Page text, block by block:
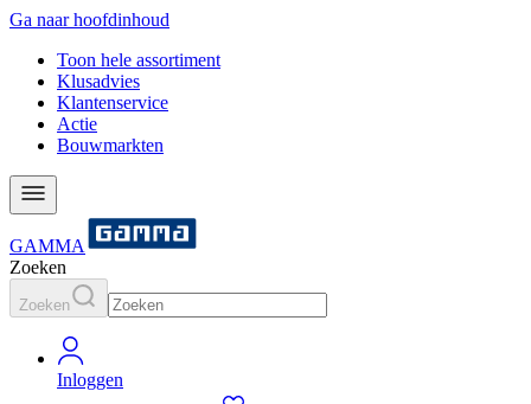
Ga naar hoofdinhoud
Toon hele assortiment
Klusadvies
Klantenservice
Actie
Bouwmarkten
GAMMA
Zoeken
Zoeken
Inloggen